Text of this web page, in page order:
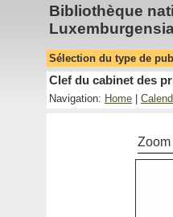
Bibliothèque
Sélection du type de
Clef du cabinet des
Navigation: Home
Zoom